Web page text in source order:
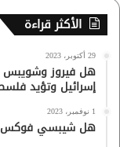
الأكثر قراءة
29 أكتوبر، 2023
هل فيروز وشويبس
إسرائيل وتؤيد
1 نوفمبر، 2023
هل شيبسي فوكس